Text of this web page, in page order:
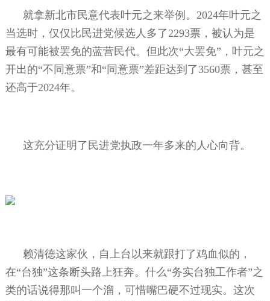
就拿新北市民意代表叶元之来举例。 2024年叶元之
当选时，仅仅比民进党候选人多了2293票，被认为是
最有可能被罢免的蓝营民代。但此次“大罢免”，叶元之
开出的“不同意票”和“同意票”差距达到了3560票，甚至
还高于2024年。
这充分证明了民进党执政一年多来的人心向背。
赖清德这家伙，自上台以来就跟打了鸡血似的，
在“台独”这条断头路上狂奔。什么“务实台独工作者”之
类的话说得那叫一个溜，可惜嘴巴硬不过现实。这次